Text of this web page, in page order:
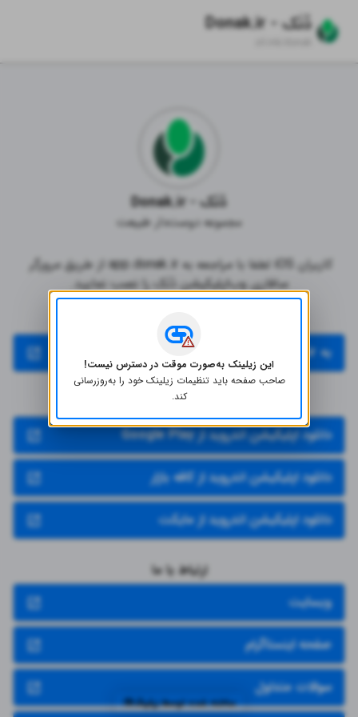
دُنَک - Donak.ir
دُنَک - Donak.ir
مجموعه دوست‌دار طبیعت
سافاری وب‌اپلیکیشن دُنَک را نصب نمایید.
نسخه وب‌اپلیکیشن (مناسب کاربران iOS)
به app.donak.ir در سافاری رجوع شود
دانلود اپلیکیشن اندروید
دانلود اپلیکیشن اندروید از Google Play
دانلود اپلیکیشن اندروید از کافه بازار
دانلود اپلیکیشن اندروید از مایکت
ارتباط با ما
وبسایت
صفحه اینستاگرام
سوالات متداول
ساخته شده توسط
این زیلینک به‌صورت موقت در دسترس نیست!
صاحب صفحه باید تنظیمات زیلینک خود را به‌روز‌رسانی
کند.